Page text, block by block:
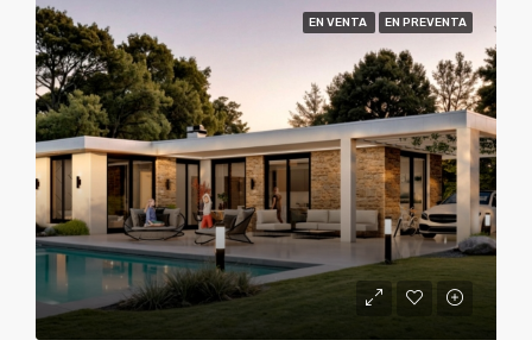
EN VENTA EN PREVENTA